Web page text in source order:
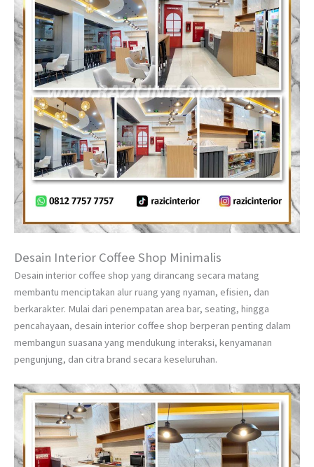
Desain Interior Coffee Shop Minimalis
Desain interior coffee shop yang dirancang secara matang
membantu menciptakan alur ruang yang nyaman, efisien, dan
berkarakter. Mulai dari penempatan area bar, seating, hingga
pencahayaan, desain interior coffee shop berperan penting dalam
membangun suasana yang mendukung interaksi, kenyamanan
pengunjung, dan citra brand secara keseluruhan.